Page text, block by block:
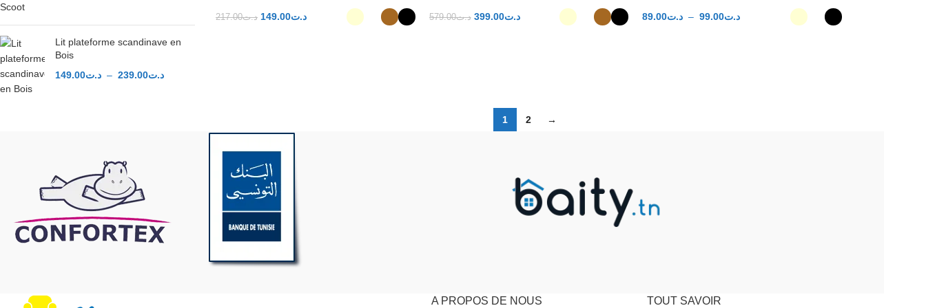
Lit plateforme scandinave en
Bois
د.ت149.00 – د.ت239.00
د.ت217.00 د.ت149.00 د.ت579.00 د.ت399.00 د.ت89.00 – د.ت99.00
1 2 →
A PROPOS DE NOUS TOUT SAVOIR